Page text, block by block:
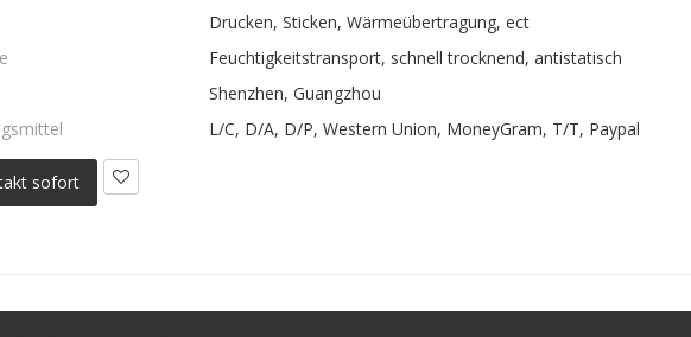
Drucken, Sticken, Wärmeübertragung, ect
Feuchtigkeitstransport, schnell trocknend, antistatisch
Shenzhen, Guangzhou
L/C, D/A, D/P, Western Union, MoneyGram, T/T, Paypal
sofort